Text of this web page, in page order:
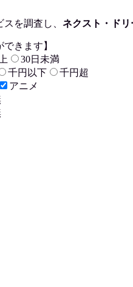
を調査し、 ネクスト・ド
きます】
30日未満
千円以下
千円超
アニメ